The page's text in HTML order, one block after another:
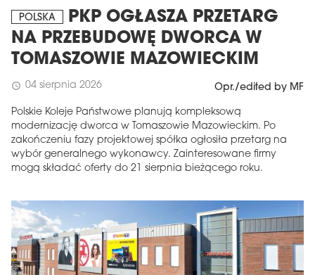
POLSKA
PKP OGŁASZA PRZETARG
NA PRZEBUDOWĘ DWORCA W
TOMASZOWIE MAZOWIECKIM
schedule 04 sierpnia 2026 Opr./edited by MF
Polskie Koleje Państwowe planują kompleksową
modernizację dworca w Tomaszowie Mazowieckim. Po
zakończeniu fazy projektowej spółka ogłosiła przetarg na
wybór generalnego wykonawcy. Zainteresowane firmy
mogą składać oferty do 21 sierpnia bieżącego roku.